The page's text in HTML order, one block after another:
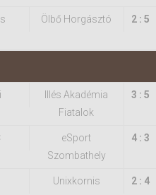
Ölbő Horgásztó 2 : 5
Illés Akadémia
Fiatalok
3 : 5
eSport
Szombathely
4 : 3
Unixkornis 2 : 4